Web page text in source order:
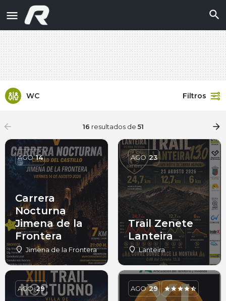
WC Filtros
arrow_backward 16 resultados de 51 arrow_forward
Carrera
Nocturna
Jimena de la
Frontera
Jimena de la Frontera
AGO 14
Trail Zenete
Lanteira
Lanteira
AGO 23
AGO 29 AGO 29